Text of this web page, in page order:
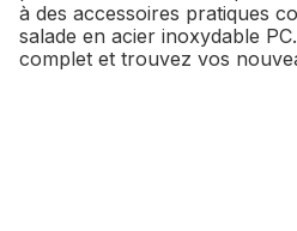
à des accessoires pratiques
salade en acier inoxydable
complet et trouvez vos